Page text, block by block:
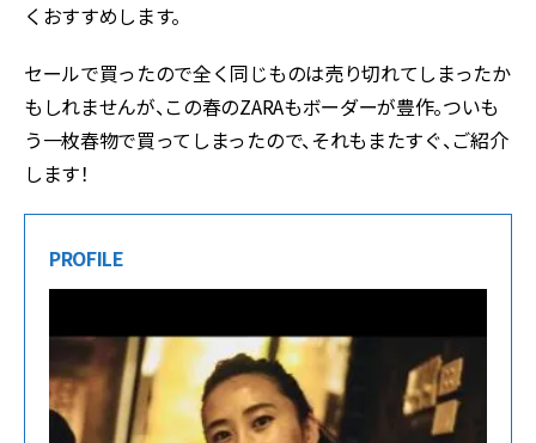
くおすすめします。
セールで買ったので全く同じものは売り切れてしまったか
もしれませんが、この春のZARAもボーダーが豊作。ついも
う一枚春物で買ってしまったので、それもまたすぐ、ご紹介
します！
PROFILE